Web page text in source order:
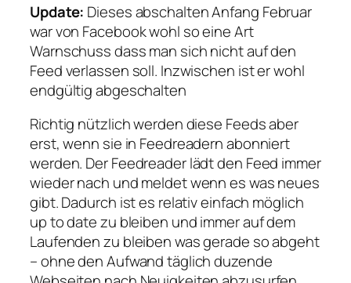
Update: Dieses abschalten Anfang Februar
war von Facebook wohl so eine Art
Warnschuss dass man sich nicht auf den
Feed verlassen soll. Inzwischen ist er wohl
endgültig abgeschalten
Richtig nützlich werden diese Feeds aber
erst, wenn sie in Feedreadern abonniert
werden. Der Feedreader lädt den Feed immer
wieder nach und meldet wenn es was neues
gibt. Dadurch ist es relativ einfach möglich
up to date zu bleiben und immer auf dem
Laufenden zu bleiben was gerade so abgeht
– ohne den Aufwand täglich duzende